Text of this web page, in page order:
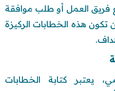
فريق العمل أو طلب موافقة
هذه الخطابات الركيزة
يعتبر كتابة الخطابات